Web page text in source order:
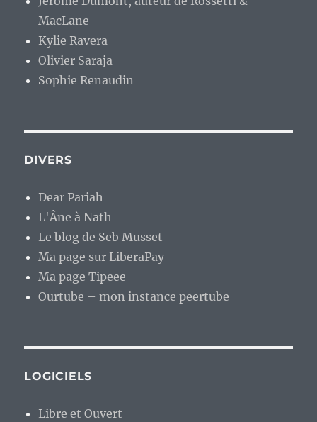
MacLane
Kylie Ravera
Olivier Saraja
Sophie Renaudin
DIVERS
Dear Pariah
L'Âne à Nath
Le blog de Seb Musset
Ma page sur LiberaPay
Ma page Tipeee
Ourtube – mon instance peertube
LOGICIELS
Libre et Ouvert